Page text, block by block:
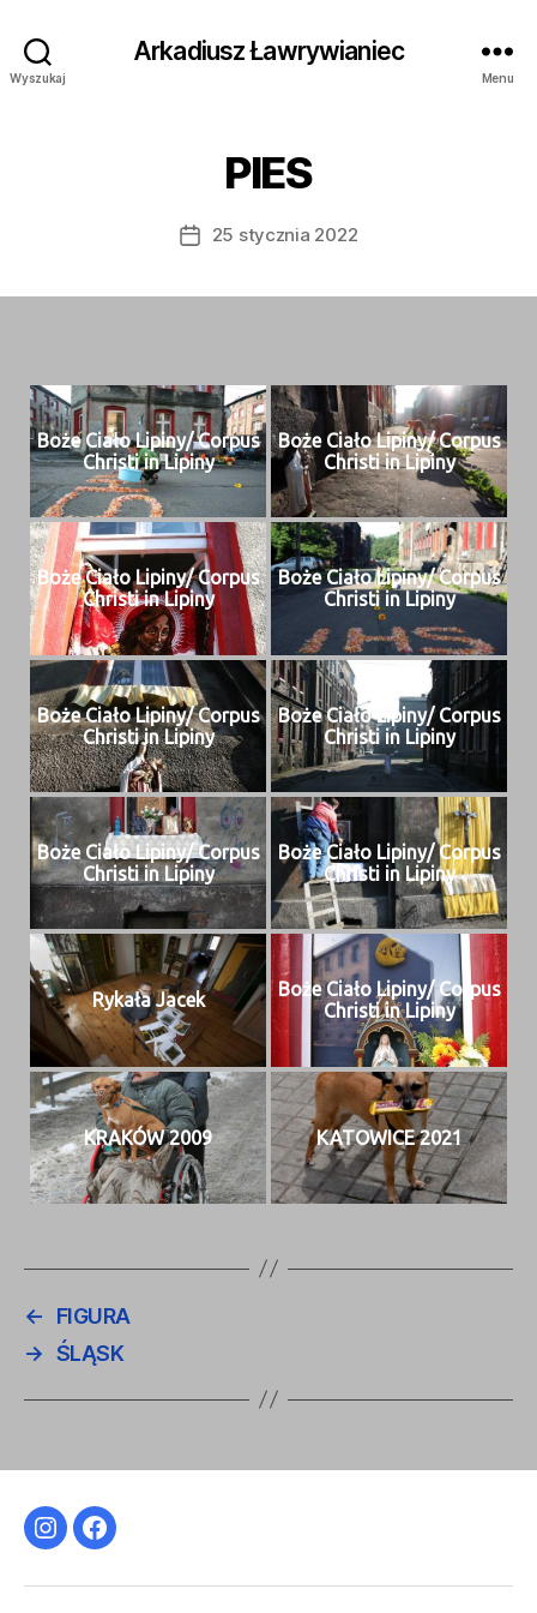
Wyszukaj
Arkadiusz Ławrywianiec
Menu
PIES
Data25 stycznia 2022
Boże Ciało Lipiny/ Cor­pus
Christi in Lipiny
Boże Ciało Lipiny/ Cor­pus
Christi in Lipiny
Boże Ciało Lipiny/ Cor­pus
Christi in Lipiny
Boże Ciało Lipiny/ Cor­pus
Christi in Lipiny
Boże Ciało Lipiny/ Cor­pus
Christi in Lipiny
Boże Ciało Lipiny/ Cor­pus
Christi in Lipiny
Boże Ciało Lipiny/ Cor­pus
Christi in Lipiny
Boże Ciało Lipiny/ Cor­pus
Christi in Lipiny
Rykała Jacek
Boże Ciało Lipiny/ Cor­pus
Christi in Lipiny
KRAKÓW 2009 KATOWICE 2021
←
FIGURA
→ ŚLĄSK
InstagramFacebook